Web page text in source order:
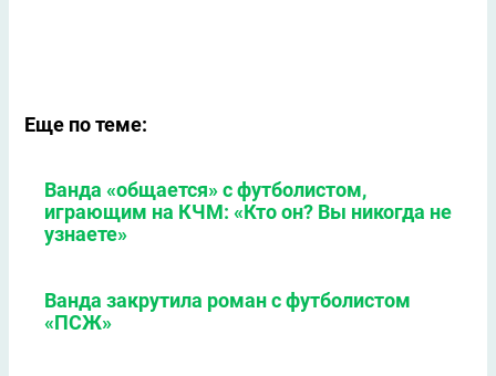
Еще по теме:
Ванда «общается» с футболистом,
играющим на КЧМ: «Кто он? Вы никогда не
узнаете»
Ванда закрутила роман с футболистом
«ПСЖ»